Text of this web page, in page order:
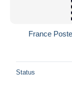
France
Status